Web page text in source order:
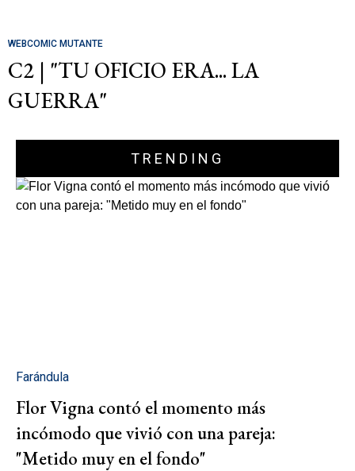
WEBCOMIC MUTANTE
C2 | "TU OFICIO ERA... LA
GUERRA"
TRENDING
Farándula
Flor Vigna contó el momento más
incómodo que vivió con una pareja:
"Metido muy en el fondo"